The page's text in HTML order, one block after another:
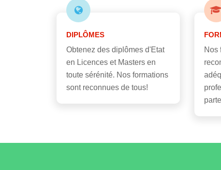
DIPLÔMES
Obtenez des diplômes d'Etat
en Licences et Masters en
toute sérénité. Nos formations
sont reconnues de tous!
Nos